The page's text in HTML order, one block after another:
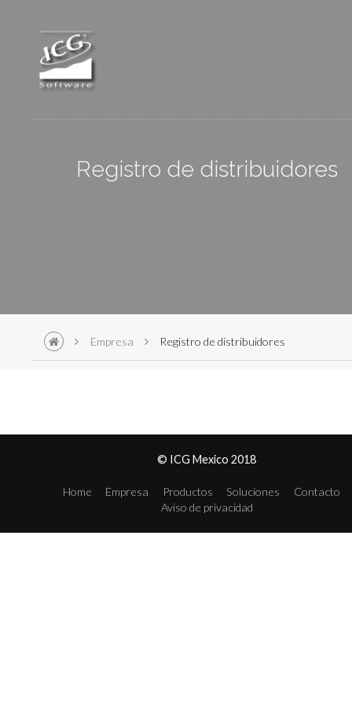
Registro de distribuidores
Empresa Registro de distribuidores
© ICG Mexico 2018
Home Empresa Productos Soluciones
Contacto
Aviso de privacidad